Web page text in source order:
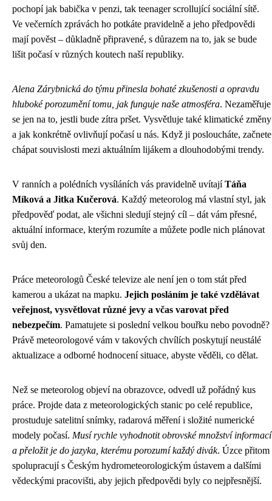
pochopí jak babička v penzi, tak teenager scrollující sociální sítě.
Ve večerních zprávách ho potkáte pravidelně a jeho předpovědi
mají pověst – důkladně připravené, s důrazem na to, jak se bude
lišit počasí v různých koutech naší republiky.
Alena Zárybnická do týmu přinesla bohaté zkušenosti a opravdu
hluboké porozumění tomu, jak funguje naše atmosféra. Nezaměřuje
se jen na to, jestli bude zítra pršet. Vysvětluje také klimatické změny
a jak konkrétně ovlivňují počasí u nás. Když ji posloucháte, začnete
chápat souvislosti mezi aktuálním lijákem a dlouhodobými trendy.
V ranních a polédních vysíláních vás pravidelně uvítajíTáňa
Míková a Jitka Kučerová. Každý meteorolog má vlastní styl, jak
předpověď podat, ale všichni sledují stejný cíl – dát vám přesné,
aktuální informace, kterým rozumíte a můžete podle nich plánovat
svůj den.
Práce meteorologů České televize ale není jen o tom stát před
kamerou a ukázat na mapku. Jejich posláním je také vzdělávat
veřejnost, vysvětlovat různé jevy a včas varovat před
nebezpečím. Pamatujete si poslední velkou bouřku nebo povodně?
Právě meteorologové vám v takových chvílích poskytují neustálé
aktualizace a odborné hodnocení situace, abyste věděli, co dělat.
Než se meteorolog objeví na obrazovce, odvedl už pořádný kus
práce. Projde data z meteorologických stanic po celé republice,
prostuduje satelitní snímky, radarová měření i složité numerické
modely počasí. Musí rychle vyhodnotit obrovské množství informací
a přeložit je do jazyka, kterému porozumí každý divák. Úzce přitom
spolupracují s Českým hydrometeorologickým ústavem a dalšími
vědeckými pracovišti, aby jejich předpovědi byly co nejpřesnější.